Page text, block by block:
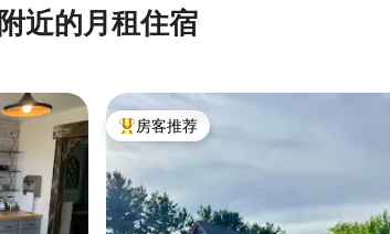
附近的月租住宿
热门「房客推荐」
房客推荐